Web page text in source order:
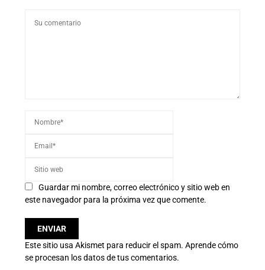
Guardar mi nombre, correo electrónico y sitio web en
este navegador para la próxima vez que comente.
Este sitio usa Akismet para reducir el spam. Aprende cómo
se procesan los datos de tus comentarios.